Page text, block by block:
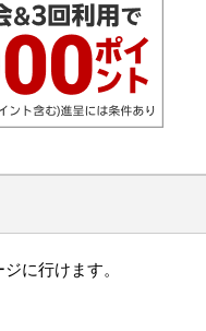
に行けます。